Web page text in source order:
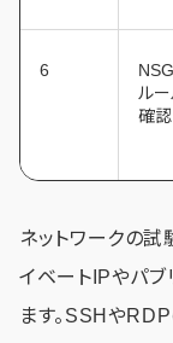
6
ル
確認
ネットワークの試
イベートIPやパブ
ます。SSHや